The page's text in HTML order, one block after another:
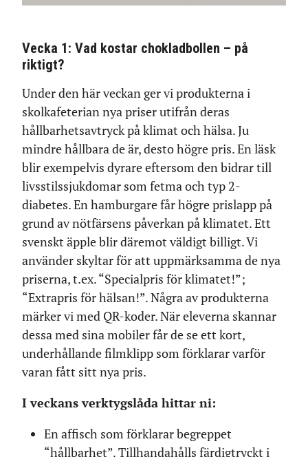
Vecka 1: Vad kostar chokladbollen – på
riktigt?
Under den här veckan ger vi produkterna i
skolkafeterian nya priser utifrån deras
hållbarhetsavtryck på klimat och hälsa. Ju
mindre hållbara de är, desto högre pris. En läsk
blir exempelvis dyrare eftersom den bidrar till
livsstilssjukdomar som fetma och typ 2-
diabetes. En hamburgare får högre prislapp på
grund av nötfärsens påverkan på klimatet. Ett
svenskt äpple blir däremot väldigt billigt. Vi
använder skyltar för att uppmärksamma de nya
priserna, t.ex. “Specialpris för klimatet!”;
“Extrapris för hälsan!”. Några av produkterna
märker vi med QR-koder. När eleverna skannar
dessa med sina mobiler får de se ett kort,
underhållande filmklipp som förklarar varför
varan fått sitt nya pris.
I veckans verktygslåda hittar ni:
En affisch som förklarar begreppet
“hållbarhet”. Tillhandahålls färdigtryckt i